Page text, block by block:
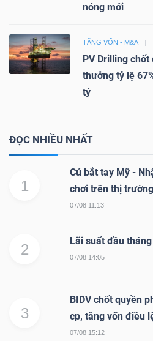
nóng mới
TĂNG VỐN - M&A
PV Drilling
thưởng tỷ lệ
tỷ
ĐỌC NHIỀU NHẤT
1
Cú bắt tay Mỹ -
chơi trên thị
07/08 11:13
2
Lãi suất đầu
07/08 14:05
3
BIDV chốt quyền
cp, tăng vốn điều
07/08 15:12